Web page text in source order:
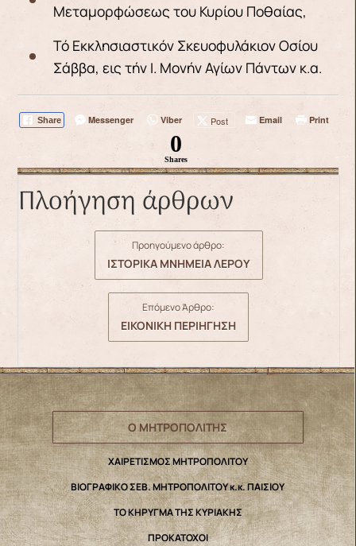
Μεταμορφώσεως του Κυρίου Ποθαίας,
Τό Εκκλησιαστικόν Σκευοφυλάκιον Οσίου
Σάββα, εις τήν Ι. Μονήν Αγίων Πάντων κ.α.
Share Messenger Viber Post Email Print
0
Shares
Πλοήγηση άρθρων
Προηγούμενο άρθρο:
ΙΣΤΟΡΙΚΑ ΜΝΗΜΕΙΑ ΛΕΡΟΥ
Επόμενο Άρθρο:
ΕΙΚΟΝΙΚΗ ΠΕΡΙΗΓΗΣΗ
Ο ΜΗΤΡΟΠΟΛΙΤΗΣ
ΧΑΙΡΕΤΙΣΜΟΣ ΜΗΤΡΟΠΟΛΙΤΟΥ
ΒΙΟΓΡΑΦΙΚΟ ΣΕΒ. ΜΗΤΡΟΠΟΛΙΤΟΥ κ.κ. ΠΑΙΣΙΟΥ
ΤΟ ΚΗΡΥΓΜΑ ΤΗΣ ΚΥΡΙΑΚΗΣ
ΠΡΟΚΑΤΟΧΟΙ